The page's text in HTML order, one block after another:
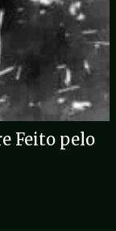
Feito pelo